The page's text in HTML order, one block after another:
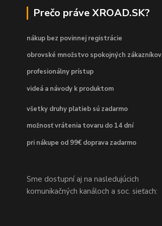
Prečo práve XROAD.SK?
nákup bez povinnej registrácie
obrovské množstvo spokojných zákazníkov
profesionálny prístup
videá a návody k produktom
všetky druhy platieb sú zadarmo
možnosť vrátenia tovaru do 14 dní
pri nákupe od 99€ doprava zadarmo
Sme dostupní aj na nasledujúcich
komunikačných kanáloch a soc. sieťach: